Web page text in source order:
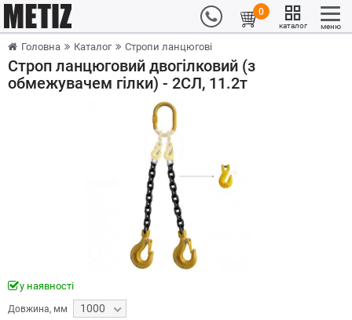
0
каталог меню
Головна Каталог Стропи ланцюгові
Строп ланцюговий двогілковий (з
обмежувачем гілки) - 2СЛ, 11.2т
у наявності
Довжина, мм 1000